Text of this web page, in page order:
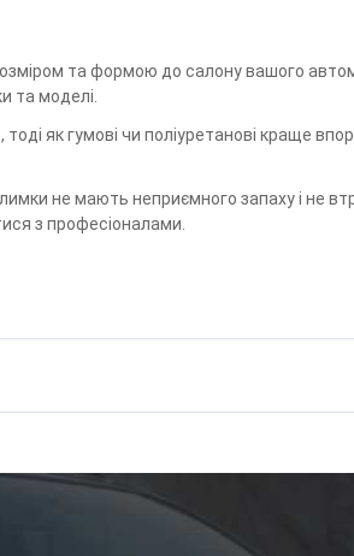
та формою до салону вашого
та моделі.
як гумові чи поліуретанові краще
не мають неприємного запаху і не
з професіоналами.